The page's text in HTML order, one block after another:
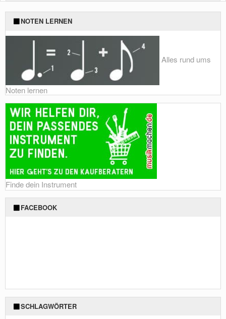
Foto: Shutterstock von Milos Stojanovic und Anton_Medvedev
NOTEN LERNEN
Alles rund ums
Noten lernen
Finde dein Instrument
FACEBOOK
SCHLAGWÖRTER